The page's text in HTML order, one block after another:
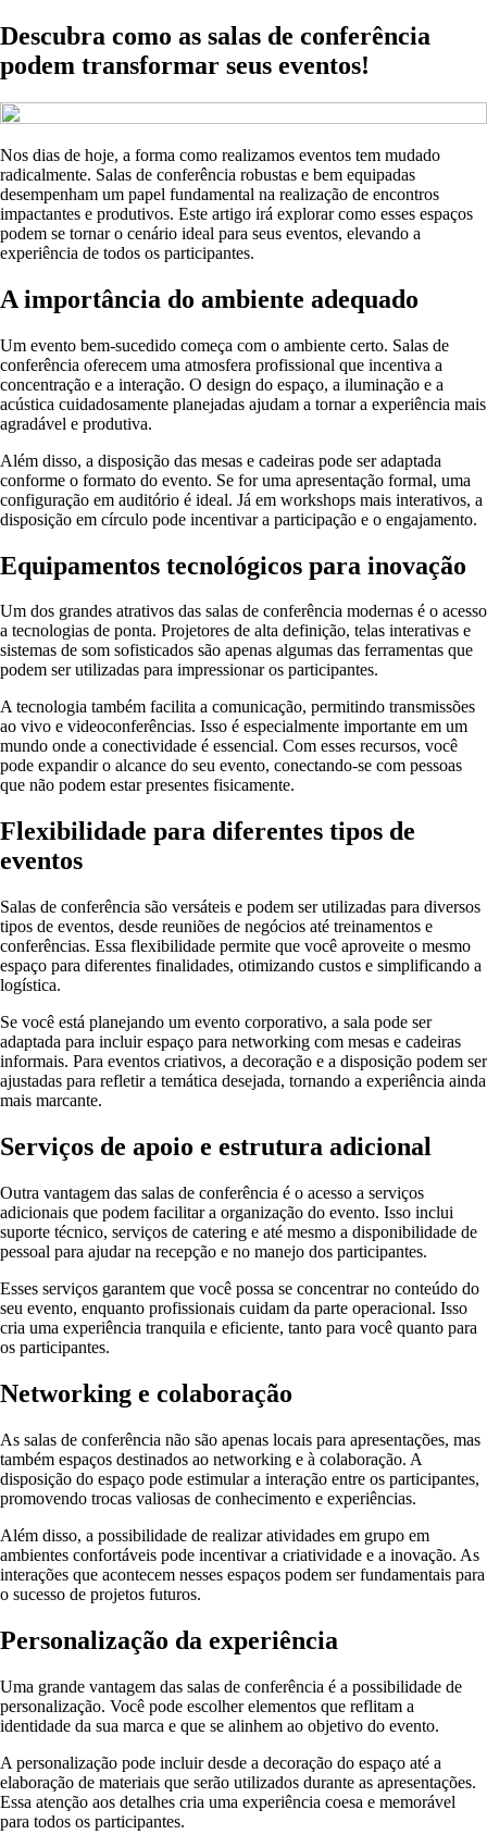
Descubra como as salas de conferência
podem transformar seus eventos!
Nos dias de hoje, a forma como realizamos eventos tem mudado
radicalmente. Salas de conferência robustas e bem equipadas
desempenham um papel fundamental na realização de encontros
impactantes e produtivos. Este artigo irá explorar como esses espaços
podem se tornar o cenário ideal para seus eventos, elevando a
experiência de todos os participantes.
A importância do ambiente adequado
Um evento bem-sucedido começa com o ambiente certo. Salas de
conferência oferecem uma atmosfera profissional que incentiva a
concentração e a interação. O design do espaço, a iluminação e a
acústica cuidadosamente planejadas ajudam a tornar a experiência mais
agradável e produtiva.
Além disso, a disposição das mesas e cadeiras pode ser adaptada
conforme o formato do evento. Se for uma apresentação formal, uma
configuração em auditório é ideal. Já em workshops mais interativos, a
disposição em círculo pode incentivar a participação e o engajamento.
Equipamentos tecnológicos para inovação
Um dos grandes atrativos das salas de conferência modernas é o acesso
a tecnologias de ponta. Projetores de alta definição, telas interativas e
sistemas de som sofisticados são apenas algumas das ferramentas que
podem ser utilizadas para impressionar os participantes.
A tecnologia também facilita a comunicação, permitindo transmissões
ao vivo e videoconferências. Isso é especialmente importante em um
mundo onde a conectividade é essencial. Com esses recursos, você
pode expandir o alcance do seu evento, conectando-se com pessoas
que não podem estar presentes fisicamente.
Flexibilidade para diferentes tipos de
eventos
Salas de conferência são versáteis e podem ser utilizadas para diversos
tipos de eventos, desde reuniões de negócios até treinamentos e
conferências. Essa flexibilidade permite que você aproveite o mesmo
espaço para diferentes finalidades, otimizando custos e simplificando a
logística.
Se você está planejando um evento corporativo, a sala pode ser
adaptada para incluir espaço para networking com mesas e cadeiras
informais. Para eventos criativos, a decoração e a disposição podem ser
ajustadas para refletir a temática desejada, tornando a experiência ainda
mais marcante.
Serviços de apoio e estrutura adicional
Outra vantagem das salas de conferência é o acesso a serviços
adicionais que podem facilitar a organização do evento. Isso inclui
suporte técnico, serviços de catering e até mesmo a disponibilidade de
pessoal para ajudar na recepção e no manejo dos participantes.
Esses serviços garantem que você possa se concentrar no conteúdo do
seu evento, enquanto profissionais cuidam da parte operacional. Isso
cria uma experiência tranquila e eficiente, tanto para você quanto para
os participantes.
Networking e colaboração
As salas de conferência não são apenas locais para apresentações, mas
também espaços destinados ao networking e à colaboração. A
disposição do espaço pode estimular a interação entre os participantes,
promovendo trocas valiosas de conhecimento e experiências.
Além disso, a possibilidade de realizar atividades em grupo em
ambientes confortáveis pode incentivar a criatividade e a inovação. As
interações que acontecem nesses espaços podem ser fundamentais para
o sucesso de projetos futuros.
Personalização da experiência
Uma grande vantagem das salas de conferência é a possibilidade de
personalização. Você pode escolher elementos que reflitam a
identidade da sua marca e que se alinhem ao objetivo do evento.
A personalização pode incluir desde a decoração do espaço até a
elaboração de materiais que serão utilizados durante as apresentações.
Essa atenção aos detalhes cria uma experiência coesa e memorável
para todos os participantes.